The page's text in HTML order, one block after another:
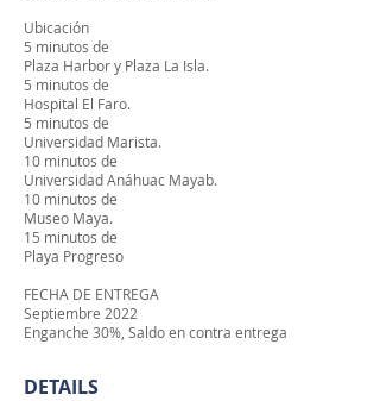
Ubicación
5 minutos de
Plaza Harbor y Plaza La Isla.
5 minutos de
Hospital El Faro.
5 minutos de
Universidad Marista.
10 minutos de
Universidad Anáhuac Mayab.
10 minutos de
Museo Maya.
15 minutos de
Playa Progreso
FECHA DE ENTREGA
Septiembre 2022
Enganche 30%, Saldo en contra entrega
DETAILS